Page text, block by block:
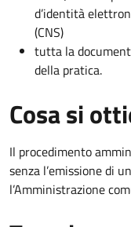
d’identità
(CNS)
tutta la
della pratica.
Cosa si
Il procedimento
senza l’emissione di
l’Amministrazione